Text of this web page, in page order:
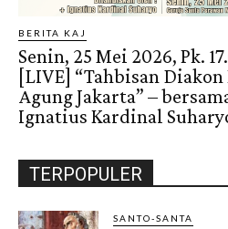
BERITA KAJ
Senin, 25 Mei 2026, Pk.
[LIVE] “Tahbisan Diakon
Agung Jakarta” –
Ignatius Kardinal
TERPOPULER
SANTO-SANTA